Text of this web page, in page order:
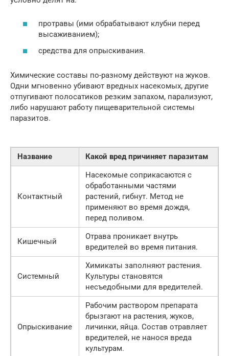
протравы (ими обрабатывают клубни перед
высаживанием);
средства для опрыскивания.
Химические составы по-разному действуют на жуков.
Одни мгновенно убивают вредных насекомых, другие
отпугивают полосатиков резким запахом, парализуют,
либо нарушают работу пищеварительной системы
паразитов.
Название Какой вред причиняет паразитам
Контактный
Насекомые соприкасаются с
обработанными частями
растений, гибнут. Метод не
применяют во время дождя,
перед поливом.
Кишечный
Отрава проникает внутрь
вредителей во время питания.
Системный
Химикаты заполняют растения.
Культуры становятся
несъедобными для вредителей.
Опрыскивание
Рабочим раствором препарата
брызгают на растения, жуков,
личинки, яйца. Состав отравляет
вредителей, не нанося вреда
культурам.